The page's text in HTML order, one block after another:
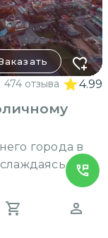
474 отзыва 4.99
города в
его
20000